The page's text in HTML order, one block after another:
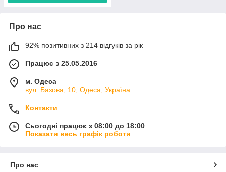
Про нас
92% позитивних з 214 відгуків за рік
Працює з 25.05.2016
м. Одеса
вул. Базова, 10, Одеса, Україна
Контакти
Сьогодні працює з 08:00 до 18:00
Показати весь графік роботи
Про нас